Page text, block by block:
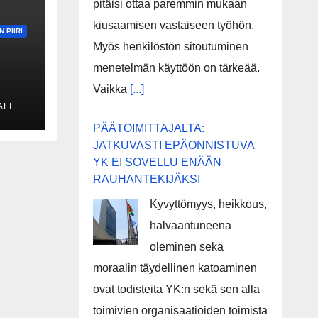
PIIRI
pitäisi ottaa paremmin mukaan
kiusaamisen vastaiseen työhön.
Myös henkilöstön sitoutuminen
menetelmän käyttöön on tärkeää.
Vaikka [...]
PÄÄTOIMITTAJALTA:
JATKUVASTI EPÄONNISTUVA
YK EI SOVELLU ENÄÄN
RAUHANTEKIJÄKSI
Kyvyttömyys, heikkous,
halvaantuneena
oleminen sekä
moraalin täydellinen katoaminen
ovat todisteita YK:n sekä sen alla
toimivien organisaatioiden toimista